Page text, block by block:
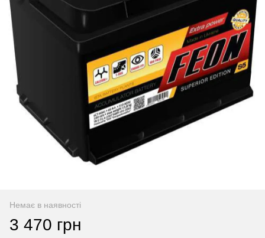
Немає в наявності
3 470 грн